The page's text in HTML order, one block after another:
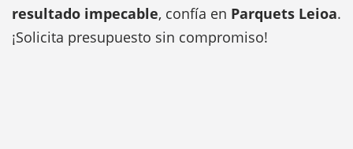
resultado impecable, confía en Parquets Leioa.
¡Solicita presupuesto sin compromiso!